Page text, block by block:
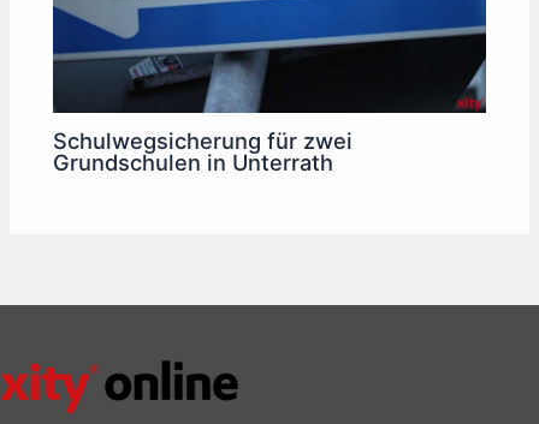
Schulwegsicherung für zwei
Grundschulen in Unterrath